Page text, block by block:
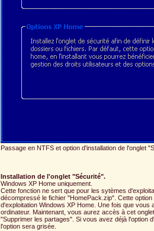
Passage en NTFS et option d'installation de l'onglet
Installation de l'onglet "Sécurité".
Windows XP Home uniquement.
Cette fonction ne sert que pour les sytèmes
décompressé le fichier "HomePack.zip". Cette
d'exploitation Windows XP Home. Une fois que
ordinateur. Maintenant, vous aurez accès à cet
"Supprimer les partages". Si vous avez déjà l'option
l'option sera grisée.